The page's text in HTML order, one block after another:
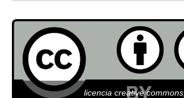
licencia creative commons